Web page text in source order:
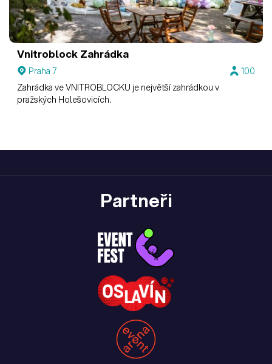
Vnitroblock Zahrádka
Praha 7
100
Zahrádka ve VNITROBLOCKU je největší zahrádkou v
pražských Holešovicích.
Partneři